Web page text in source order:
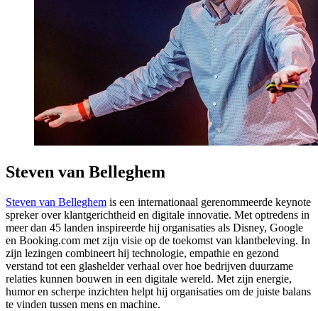
Steven van Belleghem
Steven van Belleghem is een internationaal gerenommeerde keynote
spreker over klantgerichtheid en digitale innovatie. Met optredens in
meer dan 45 landen inspireerde hij organisaties als Disney, Google
en Booking.com met zijn visie op de toekomst van klantbeleving. In
zijn lezingen combineert hij technologie, empathie en gezond
verstand tot een glashelder verhaal over hoe bedrijven duurzame
relaties kunnen bouwen in een digitale wereld. Met zijn energie,
humor en scherpe inzichten helpt hij organisaties om de juiste balans
te vinden tussen mens en machine.